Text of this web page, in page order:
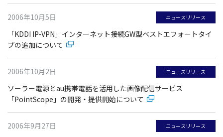
2006年10月5日 ニュースリリース
「KDDI IP-VPN」インターネット接続GW型ベストエフォートタイ
プの追加について
2006年10月2日 ニュースリリース
ソーラー電源とau携帯電話を活用した画像配信サービス
「PointScope」の開発・提供開始について
2006年9月27日 ニュースリリース